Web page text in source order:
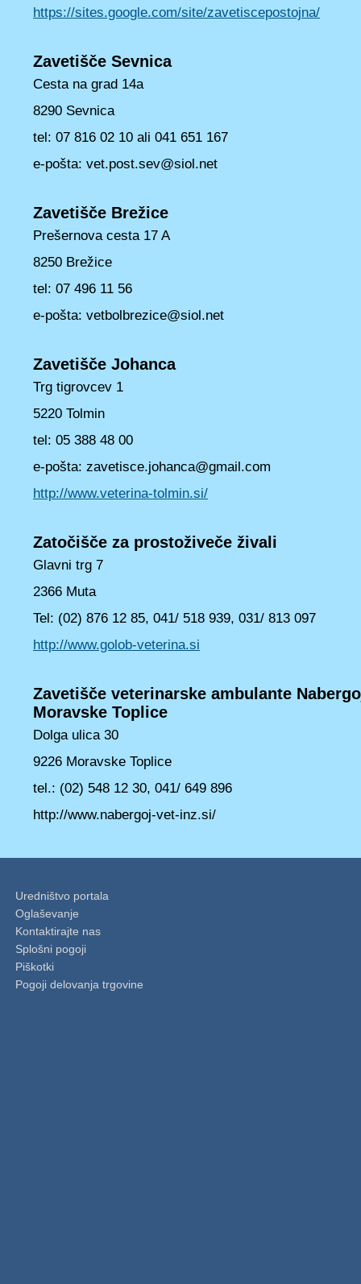
https://sites.google.com/site/zavetiscepostojna/
Zavetišče Sevnica
Cesta na grad 14a
8290 Sevnica
tel: 07 816 02 10 ali 041 651 167
e-pošta: vet.post.sev@siol.net
Zavetišče Brežice
Prešernova cesta 17 A
8250 Brežice
tel: 07 496 11 56
e-pošta: vetbolbrezice@siol.net
Zavetišče Johanca
Trg tigrovcev 1
5220 Tolmin
tel: 05 388 48 00
e-pošta: zavetisce.johanca@gmail.com
http://www.veterina-tolmin.si/
Zatočišče za prostoživeče živali
Glavni trg 7
2366 Muta
Tel: (02) 876 12 85, 041/ 518 939, 031/ 813 097
http://www.golob-veterina.si
Zavetišče veterinarske ambulante
Moravske Toplice
Dolga ulica 30
9226 Moravske Toplice
tel.: (02) 548 12 30, 041/ 649 896
http://www.nabergoj-vet-inz.si/
Uredništvo portala
Oglaševanje
Kontaktirajte nas
Splošni pogoji
Piškotki
Pogoji delovanja trgovine